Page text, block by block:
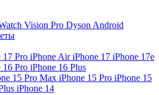
Vision Pro Dyson Android
17 Pro iPhone AiriPhone 17 iPhone 17e
16 Pro iPhone 16 Plus
15 Pro Max iPhone 15 Pro iPhone 15
iPhone 14